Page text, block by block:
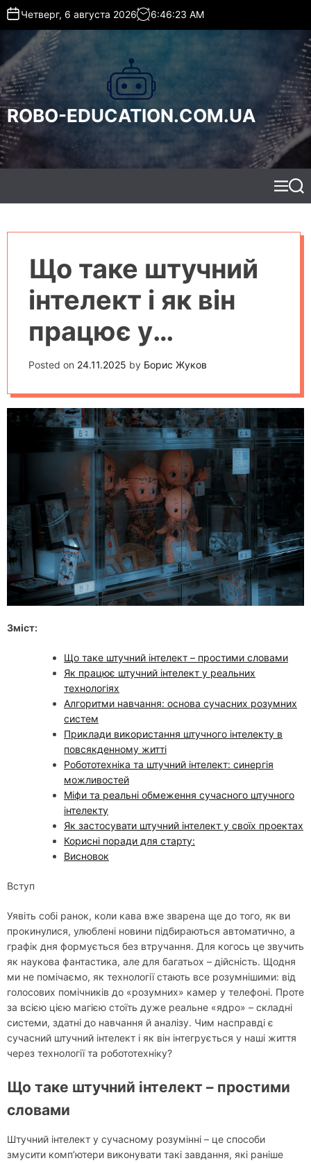
t
o
c
o
n
t
e
Четверг, 6 августа 2026 6:46:25 AM
ROBO-EDUCATION.COM.UA
M
e
S
e
Що таке штучний
інтелект і як він
працює у
сучасних
технологіях
Posted on 24.11.2025 by Борис Жуков
Зміст:
Що таке штучний інтелект – простими словами
Як працює штучний інтелект у реальних
технологіях
Алгоритми навчання: основа сучасних розумних
систем
Приклади використання штучного інтелекту в
повсякденному житті
Робототехніка та штучний інтелект: синергія
можливостей
Міфи та реальні обмеження сучасного штучного
інтелекту
Як застосувати штучний інтелект у своїх проектах
Корисні поради для старту:
Висновок
Вступ
Уявіть собі ранок, коли кава вже зварена ще до того, як ви
прокинулися, улюблені новини підбираються автоматично, а
графік дня формується без втручання. Для когось це звучить
як наукова фантастика, але для багатьох – дійсність. Щодня
ми не помічаємо, як технології стають все розумнішими: від
голосових помічників до «розумних» камер у телефоні. Проте
за всією цією магією стоїть дуже реальне «ядро» – складні
системи, здатні до навчання й аналізу. Чим насправді є
сучасний штучний інтелект і як він інтегрується у наші життя
через технології та робототехніку?
Що таке штучний інтелект – простими
словами
Штучний інтелект у сучасному розумінні – це способи
змусити комп’ютери виконувати такі завдання, які раніше